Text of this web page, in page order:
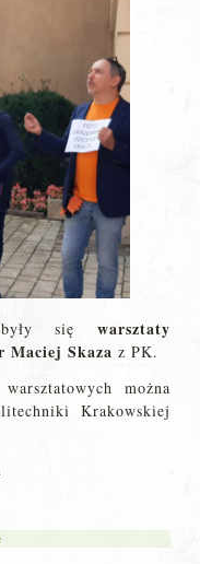
się warsztaty
Maciej Skazaz PK.
można
Krakowskiej